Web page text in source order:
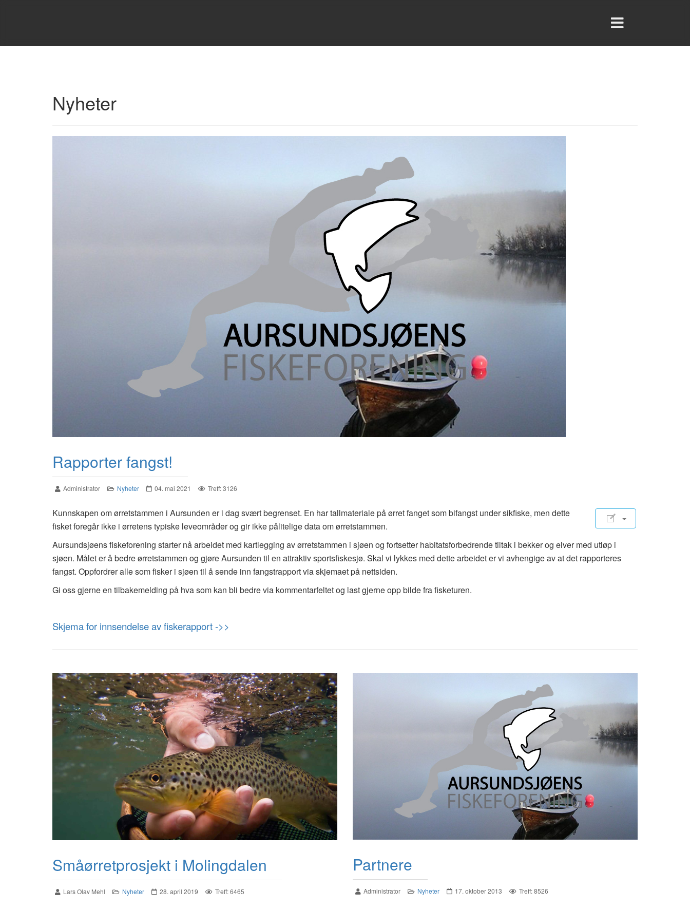
Nyheter
Rapporter fangst!
Administrator Nyheter 04. mai 2021 Treff: 3126
Kunnskapen om ørretstammen i Aursunden er i dag svært begrenset. En har tallmateriale på ørret fanget som bifangst under sikfiske, men dette
fisket foregår ikke i ørretens typiske leveområder og gir ikke pålitelige data om ørretstammen.
Aursundsjøens fiskeforening starter nå arbeidet med kartlegging av ørretstammen i sjøen og fortsetter habitatsforbedrende tiltak i bekker og elver med utløp i
sjøen. Målet er å bedre ørretstammen og gjøre Aursunden til en attraktiv sportsfiskesjø. Skal vi lykkes med dette arbeidet er vi avhengige av at det rapporteres
fangst. Oppfordrer alle som fisker i sjøen til å sende inn fangstrapport via skjemaet på nettsiden.
Gi oss gjerne en tilbakemelding på hva som kan bli bedre via kommentarfeltet og last gjerne opp bilde fra fisketuren.
Skjema for innsendelse av fiskerapport ->>
Småørretprosjekt i Molingdalen
Lars Olav Mehl Nyheter 28. april 2019 Treff: 6465
Partnere
Administrator Nyheter 17. oktober 2013 Treff: 8526